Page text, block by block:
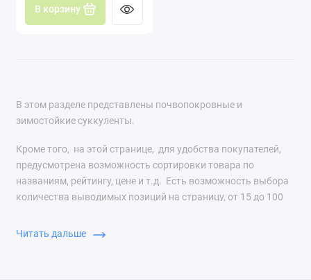
В корзину
В этом разделе представлены почвопокровные и
зимостойкие суккуленты.
Кроме того, на этой странице, для удобства покупателей,
предусмотрена возможность сортировки товара по
названиям, рейтингу, цене и т.д. Есть возможность выбора
количества выводимых позиций на страницу, от 15 до 100
заметной метке «new».
Читать дальше